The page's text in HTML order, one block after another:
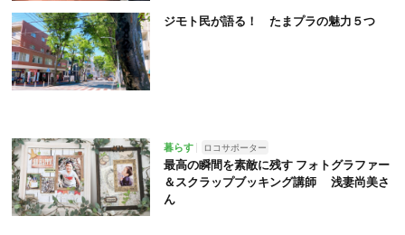
ジモト民が語る！ たまプラの魅力５つ
暮らす ロコサポーター
最高の瞬間を素敵に残す フォトグラファー
＆スクラップブッキング講師 浅妻尚美さ
ん